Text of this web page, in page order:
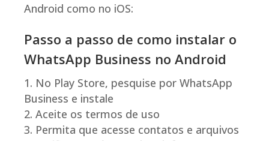
Android como no iOS:
Passo a passo de como instalar o
WhatsApp Business no Android
No Play Store, pesquise por WhatsApp
Business e instale
Aceite os termos de uso
Permita que acesse contatos e arquivos